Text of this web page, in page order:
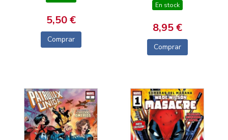
5,50 €
Comprar
En stock
8,95 €
Comprar